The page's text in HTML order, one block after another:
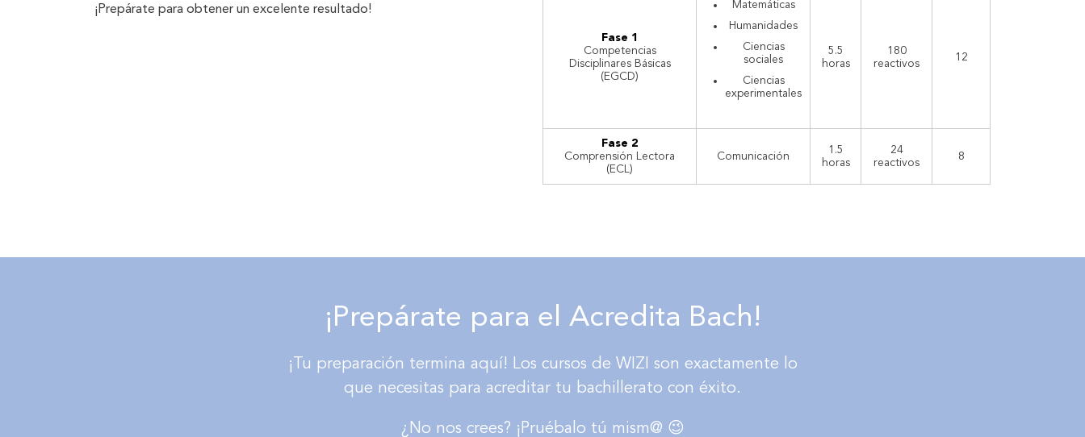
¡Prepárate para obtener un excelente resultado!
Fase 1
Competencias
Disciplinares Básicas
(EGCD)
Matemáticas
Humanidades
Ciencias
sociales
Ciencias
experimentales
5.5
horas
180
reactivos
12
Fase 2
Comprensión Lectora
(ECL)
Comunicación
1.5
horas
24
reactivos
8
¡Prepárate para el Acredita Bach!
¡Tu preparación termina aquí! Los cursos de WIZI son exactamente lo
que necesitas para acreditar tu bachillerato con éxito.
¿No nos crees? ¡Pruébalo tú mism@ 😉